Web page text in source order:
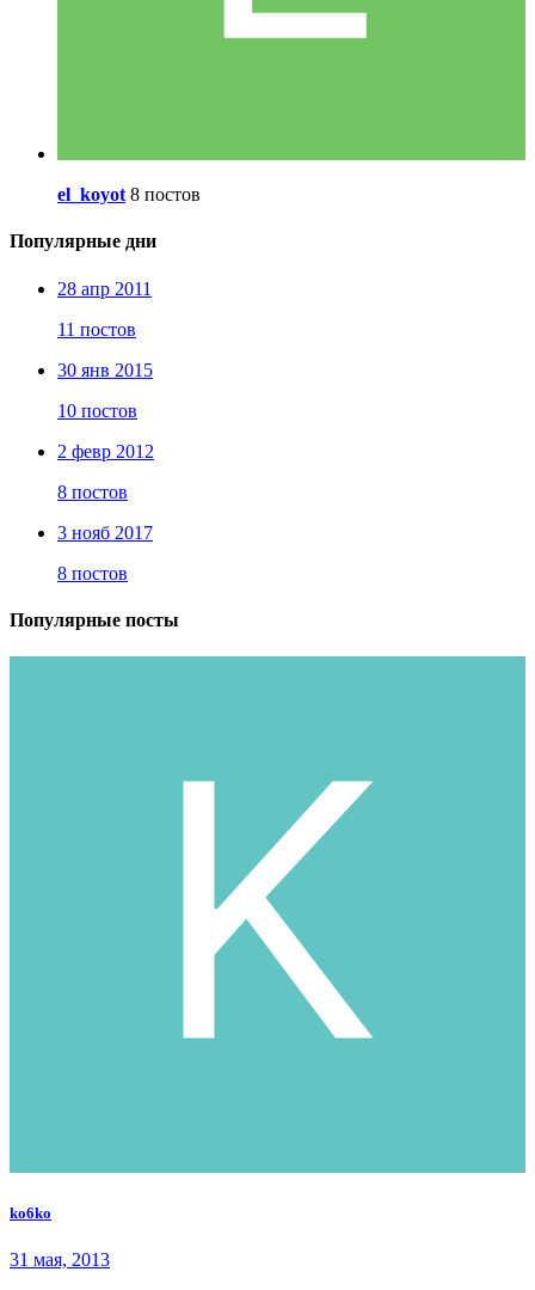
el_koyot 8 постов
Популярные дни
28 апр 2011
11 постов
30 янв 2015
10 постов
2 февр 2012
8 постов
3 нояб 2017
8 постов
Популярные посты
ko6ko
31 мая, 2013